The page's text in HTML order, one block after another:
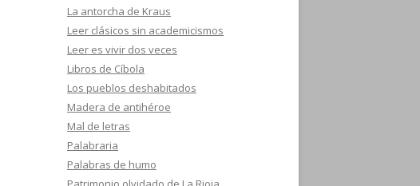
La antorcha de Kraus
Leer clásicos sin academicismos
Leer es vivir dos veces
Libros de Cíbola
Los pueblos deshabitados
Madera de antihéroe
Mal de letras
Palabraria
Palabras de humo